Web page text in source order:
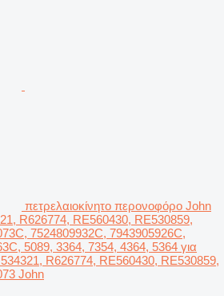
πετρελαιοκίνητο περονοφόρο John
R626774, RE560430, RE530859,
7524809932C, 7943905926C,
5089, 3364, 7354, 4364, 5364 για
R626774, RE560430, RE530859,
John